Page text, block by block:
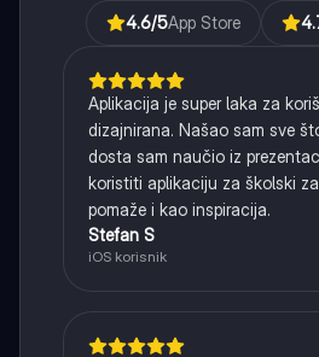
4.6/5App Store
Aplikacija je super laka za
dizajnirana. Našao sam sve
dosta sam naučio iz
koristiti aplikaciju za školski
pomaže i kao inspiracija.
Stefan S
iOS korisnik